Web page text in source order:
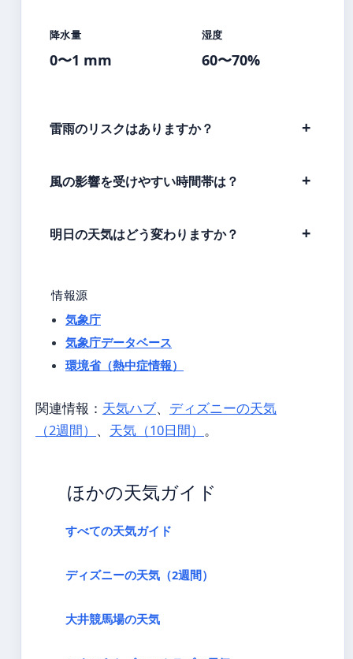
降水量
0〜1 mm
湿度
60〜70%
雷雨のリスクはありますか？
風の影響を受けやすい時間帯は？
明日の天気はどう変わりますか？
情報源
気象庁
気象庁データベース
環境省（熱中症情報）
関連情報： 天気ハブ、 ディズニーの天気
（2週間） 、 天気（10日間） 。
ほかの天気ガイド
すべての天気ガイド
ディズニーの天気（2週間）
大井競馬場の天気